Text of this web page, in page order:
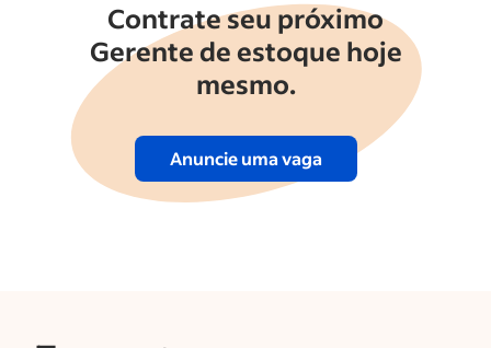
Contrate seu próximo
Gerente de estoque hoje
mesmo.
Anuncie uma vaga